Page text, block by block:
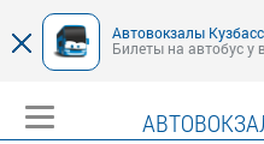
Автовокзалы
Билеты на автобус у